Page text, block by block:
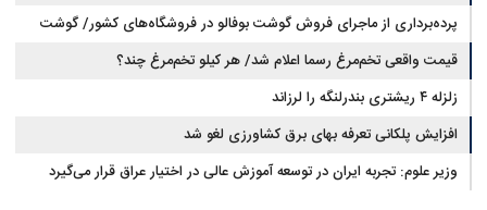
پرده‌برداری از ماجرای فروش گوشت بوفالو در فروشگاه‌های کشور/ گوشت
بوفالو از کجا وارد می‌شود؟/ هر کیلو بوفالو با چه قیمتی به فروش می‌رود؟
قیمت واقعی تخم‌مرغ رسما اعلام شد/ هر کیلو تخم‌مرغ چند؟
زلزله ۴ ریشتری بندرلنگه را لرزاند
افزایش پلکانی تعرفه بهای برق کشاورزی لغو شد
وزیر علوم: تجربه ایران در توسعه آموزش عالی در اختیار عراق قرار می‌گیرد